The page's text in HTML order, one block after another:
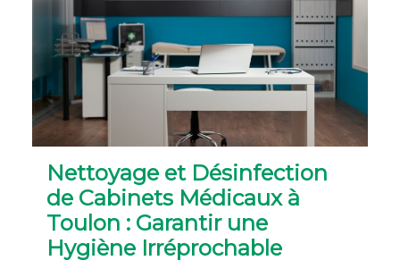
Nettoyage et Désinfection
de Cabinets Médicaux à
Toulon : Garantir une
Hygiène Irréprochable